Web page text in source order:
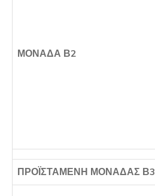
ΜΟΝΑΔΑ Β2
ΠΡΟΪΣΤΑΜΕΝΗ ΜΟΝΑΔΑΣ Β3